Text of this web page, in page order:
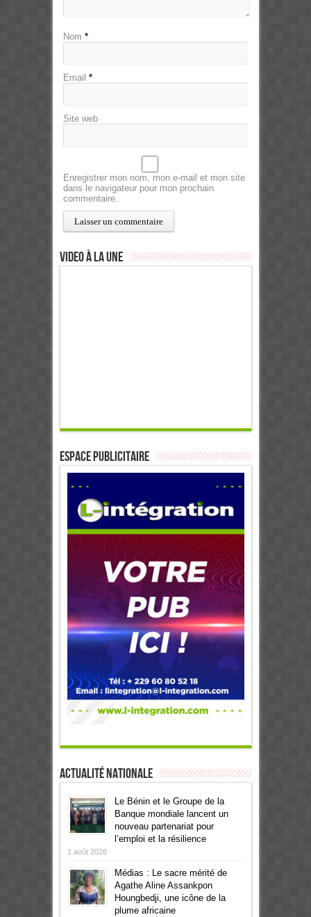
Nom *
Email *
Site web
Enregistrer mon nom, mon e-mail et mon site
dans le navigateur pour mon prochain
commentaire.
Video à la Une
ESPACE PUBLICITAIRE
Actualité Nationale
Le Bénin et le Groupe de la
Banque mondiale lancent un
nouveau partenariat pour
l’emploi et la résilience
1 août 2026
Médias : Le sacre mérité de
Agathe Aline Assankpon
Houngbedji, une icône de la
plume africaine